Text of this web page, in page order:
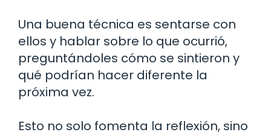
Una buena técnica es sentarse con
ellos y hablar sobre lo que ocurrió,
preguntándoles cómo se sintieron y
qué podrían hacer diferente la
próxima vez.
Esto no solo fomenta la reflexión, sino